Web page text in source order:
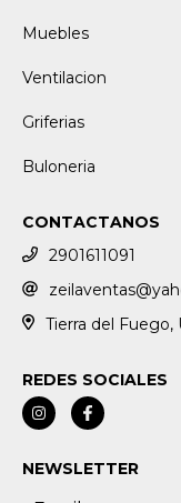
Muebles
Ventilacion
Griferias
Buloneria
CONTACTANOS
2901611091
Tierra del Fuego,
REDES SOCIALES
NEWSLETTER